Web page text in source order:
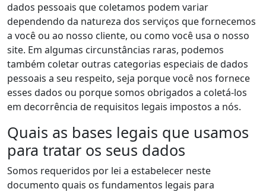
dados pessoais que coletamos podem variar
dependendo da natureza dos serviços que fornecemos
a você ou ao nosso cliente, ou como você usa o nosso
site. Em algumas circunstâncias raras, podemos
também coletar outras categorias especiais de dados
pessoais a seu respeito, seja porque você nos fornece
esses dados ou porque somos obrigados a coletá-los
em decorrência de requisitos legais impostos a nós.
Quais as bases legais que usamos
para tratar os seus dados
Somos requeridos por lei a estabelecer neste
documento quais os fundamentos legais para